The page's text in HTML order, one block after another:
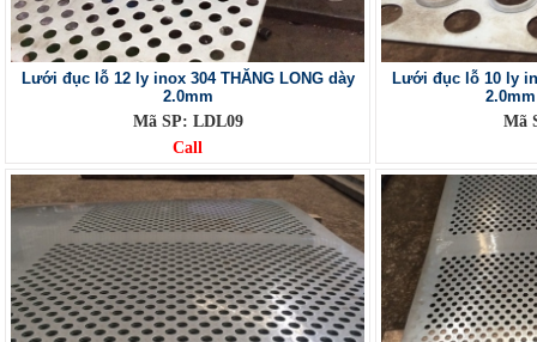
Lưới đục lỗ 12 ly inox 304 THĂNG LONG dày
2.0mm
Mã SP: LDL09
Call
Lưới đục lỗ 10 ly
Mã